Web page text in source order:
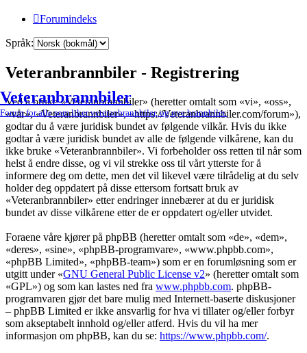
Veteranbrannbiler
Forum for alle som liker veteranbrannbiler, og nye brannbiler.
Forumindeks
Språk:
Veteranbrannbiler - Registrering
Ved å bruke «Veteranbrannbiler» (heretter omtalt som «vi», «oss»,
«vår», «Veteranbrannbiler», «https://Veteranbrannbiler.com/forum»),
godtar du å være juridisk bundet av følgende vilkår. Hvis du ikke
godtar å være juridisk bundet av alle de følgende vilkårene, kan du
ikke bruke «Veteranbrannbiler». Vi forbeholder oss retten til når som
helst å endre disse, og vi vil strekke oss til vårt ytterste for å
informere deg om dette, men det vil likevel være tilrådelig at du selv
holder deg oppdatert på disse ettersom fortsatt bruk av
«Veteranbrannbiler» etter endringer innebærer at du er juridisk
bundet av disse vilkårene etter de er oppdatert og/eller utvidet.
Foraene våre kjører på phpBB (heretter omtalt som «de», «dem»,
«deres», «sine», «phpBB-programvare», «www.phpbb.com»,
«phpBB Limited», «phpBB-team») som er en forumløsning som er
utgitt under «GNU General Public License v2» (heretter omtalt som
«GPL») og som kan lastes ned fra www.phpbb.com. phpBB-
programvaren gjør det bare mulig med Internett-baserte diskusjoner
– phpBB Limited er ikke ansvarlig for hva vi tillater og/eller forbyr
som akseptabelt innhold og/eller atferd. Hvis du vil ha mer
informasjon om phpBB, kan du se: https://www.phpbb.com/.